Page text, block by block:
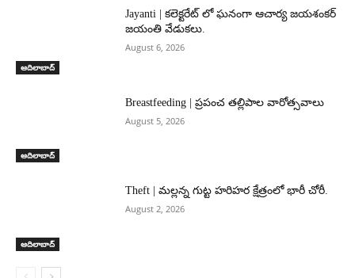
ఆదిలాబాద్
Jayanti | కలెక్టరేట్ లో ఘనంగా ఆచార్య జయశంకర్
జయంతి వేడుకలు.
August 6, 2026
ఆదిలాబాద్
Breastfeeding | ప్రపంచ తల్లిపాల వారోత్సవాలు
August 5, 2026
ఆదిలాబాద్
Theft | మల్లన్న గుట్ట హరిహర క్షేత్రంలో భారీ చోరీ.
August 2, 2026